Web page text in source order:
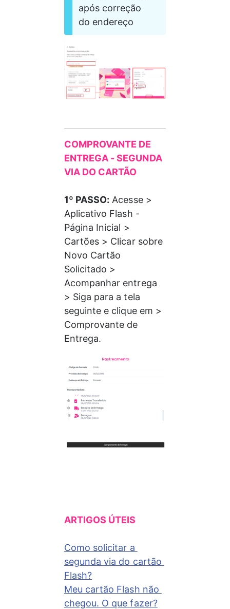
após correção
do endereço
COMPROVANTE DE
ENTREGA - SEGUNDA
VIA DO CARTÃO
1º PASSO: Acesse >
Aplicativo Flash -
Página Inicial >
Cartões > Clicar sobre
Novo Cartão
Solicitado >
Acompanhar entrega
> Siga para a tela
seguinte e clique em >
Comprovante de
Entrega.
ARTIGOS ÚTEIS
Como solicitar a
segunda via do cartão
Flash?
Meu cartão Flash não
chegou. O que fazer?